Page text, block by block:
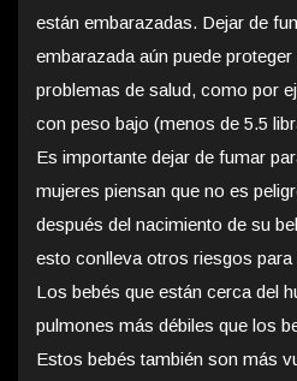
están embarazadas. Dejar de
embarazada aún puede
problemas de salud, como por
con peso bajo (menos de 5.5
Es importante dejar de fumar
mujeres piensan que no es
después del nacimiento de su
esto conlleva otros riesgos para
Los bebés que están cerca del
pulmones más débiles que los
Estos bebés también son más